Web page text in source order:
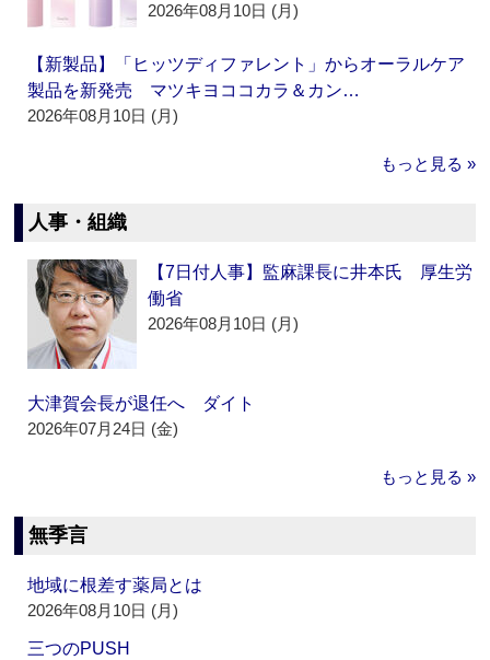
2026年08月10日 (月)
【新製品】「ヒッツディファレント」からオーラルケア
製品を新発売 マツキヨココカラ＆カン…
2026年08月10日 (月)
もっと見る »
人事・組織
【7日付人事】監麻課長に井本氏 厚生労
働省
2026年08月10日 (月)
大津賀会長が退任へ ダイト
2026年07月24日 (金)
もっと見る »
無季言
地域に根差す薬局とは
2026年08月10日 (月)
三つのPUSH